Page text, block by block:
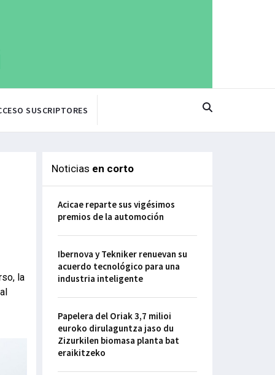
SUSCRIPTORES
la
Noticias en corto
Acicae reparte sus vigésimos
premios de la automoción
Ibernova y Tekniker renuevan su
acuerdo tecnológico para una
industria inteligente
Papelera del Oriak 3,7 milioi
euroko dirulaguntza jaso du
Zizurkilen biomasa planta bat
eraikitzeko